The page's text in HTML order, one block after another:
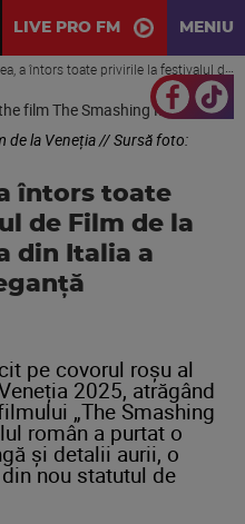
LIVE PRO FM MENIU
la festivalul de film de la veneția 2025. presa din italia a lăudat-o pentru eleganță
de la Veneția // Sursă foto:
întors toate
de Film de la
din Italia a
pe covorul roșu al
2025, atrăgând
„The Smashing
român a purtat o
și detalii aurii, o
nou statutul de